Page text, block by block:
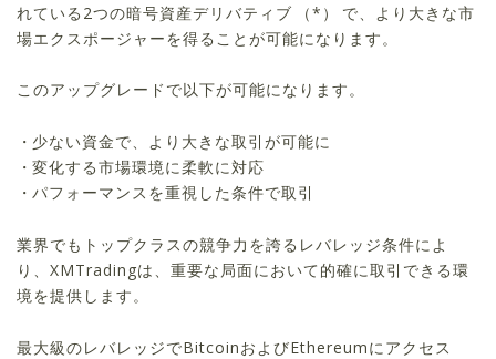
れている2つの暗号資産デリバティブ
（*）
で、より大きな市
場エクスポージャーを得ることが可能になります。
このアップグレードで以下が可能になります。
少ない資金で、より大きな取引が可能に
変化する市場環境に柔軟に対応
パフォーマンスを重視した条件で取引
業界でもトップクラスの競争力を誇るレバレッジ条件によ
り、XMTradingは、重要な局面において的確に取引できる環
境を提供します。
最大級のレバレッジでBitcoinおよびEthereumにアクセス